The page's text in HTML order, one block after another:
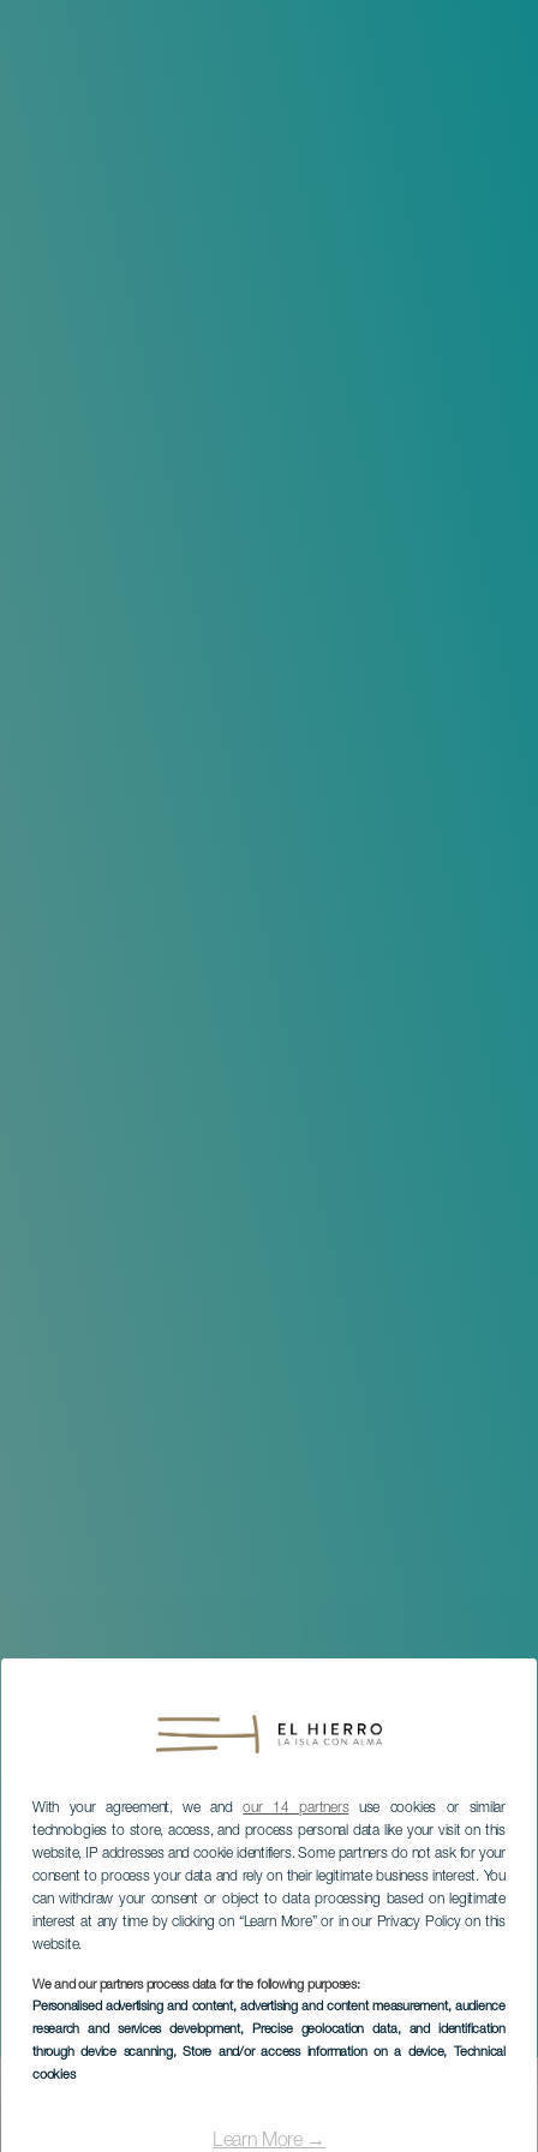
With your agreement, we andour 14 partnersuse cookies or similar
technologies to store, access, and process personal data like your visit on this
website, IP addresses and cookie identifiers. Some partners do not ask for your
consent to process your data and rely on their legitimate business interest. You
can withdraw your consent or object to data processing based on legitimate
interest at any time by clicking on “Learn More” or in our Privacy Policy on this
website.
We and our partners process data for the following purposes:
Personalised advertising and content, advertising and content measurement, audience
research and services development, Precise geolocation data, and identification
through device scanning, Store and/or access information on a device, Technical
cookies
Learn More →
Jul i La Frontera
EL HIERRO